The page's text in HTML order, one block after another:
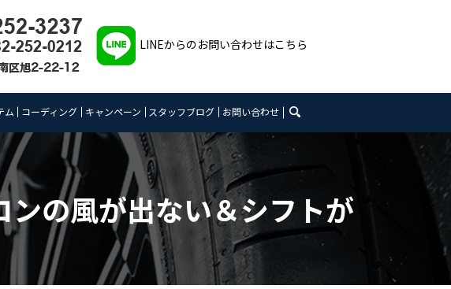
ム コーディング キャンペーン スタッフブログ お問い合わせ
LINEからのお問い合わせはこちら
の風が出ない＆シフトが